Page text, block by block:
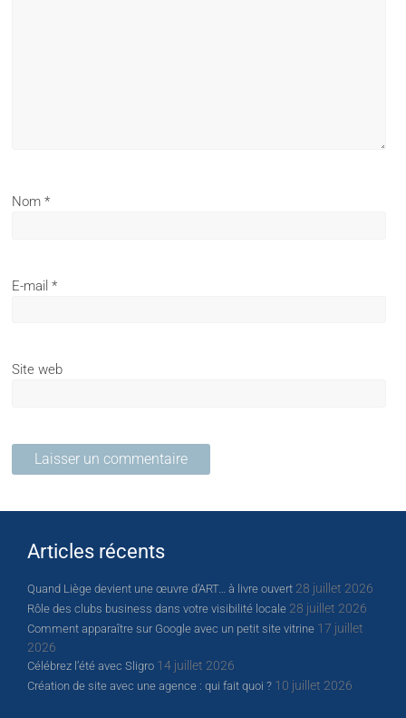
Nom*
E-mail*
Site web
Articles récents
Quand Liège devient une œuvre d’ART… à livre ouvert 28 juillet 2026
Rôle des clubs business dans votre visibilité locale 28 juillet 2026
Comment apparaître sur Google avec un petit site vitrine 17 juillet
2026
Célébrez l’été avec Sligro 14 juillet 2026
Création de site avec une agence : qui fait quoi ? 10 juillet 2026